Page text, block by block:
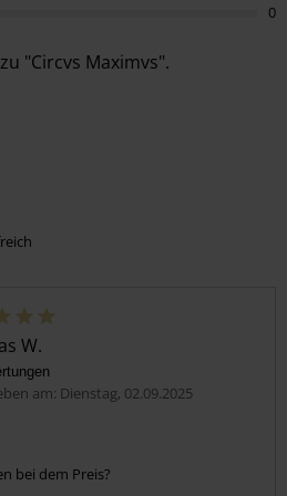
0
"Circvs Maximvs".
W.
am: Dienstag, 02.09.2025
bei dem Preis?